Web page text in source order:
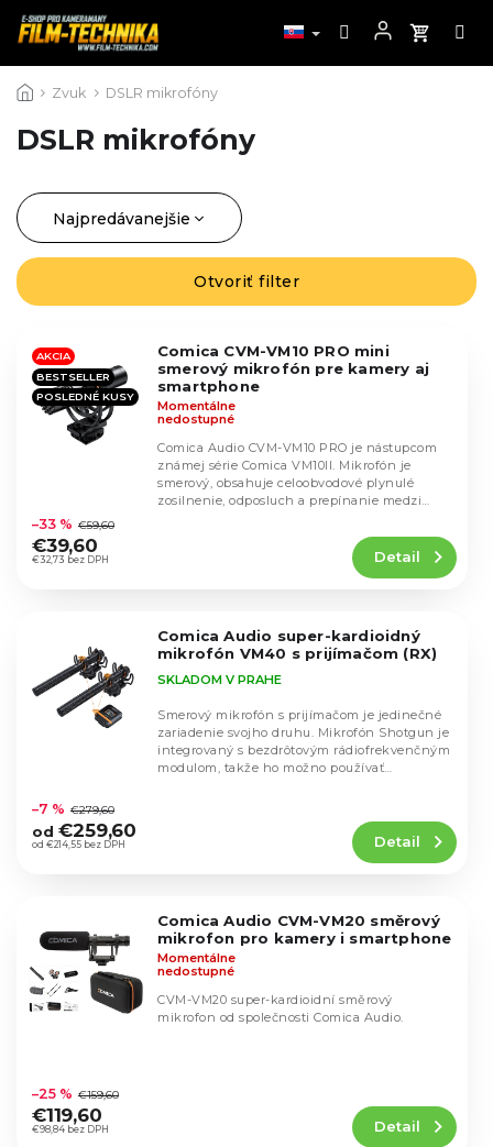
na
Zvuk DSLR mikrofóny
DSLR mikrofóny
R
a
d
e
Najpredávanejšie
Najlacnejšie
Otvoriť filter
V
AKCIA
BESTSELLER
POSLEDNÉ KUSY
Comica CVM-VM10 PRO mini
smerový mikrofón pre kamery aj
smartphone
hodnotenie
produktu
je
hviezdičiek.
Momentálne
nedostupné
€32,73 bez DPH
–33 % €59,60
€39,60 Detail
Comica Audio CVM-VM10 PRO je nástupcom
známej série Comica VM10II. Mikrofón je
smerový, obsahuje celoobvodové plynulé
zosilnenie, odposluch a prepínanie medzi
Comica Audio super-kardioidný
mikrofón VM40 s prijímačom (RX)
hodnotenie
produktu
je
hviezdičiek.
SKLADOM V PRAHE
od €214,55 bez DPH
–7 % €279,60
od €259,60 Detail
Smerový mikrofón s prijímačom je jedinečné
zariadenie svojho druhu. Mikrofón Shotgun je
integrovaný s bezdrôtovým rádiofrekvenčným
modulom, takže ho možno používať
Comica Audio CVM-VM20 směrový
mikrofon pro kamery i smartphone
hodnotenie
produktu
je
Momentálne
nedostupné
€98,84 bez DPH
–25 % €159,60
€119,60 Detail
CVM-VM20 super-kardioidní směrový
mikrofon od společnosti Comica Audio.